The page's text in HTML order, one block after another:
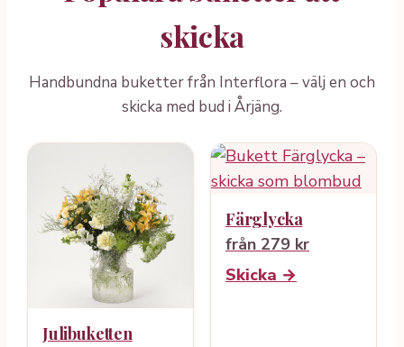
skicka
Handbundna buketter från Interflora – välj en och
skicka med bud i Årjäng.
Julibuketten
Färglycka
från 279 kr
Skicka →